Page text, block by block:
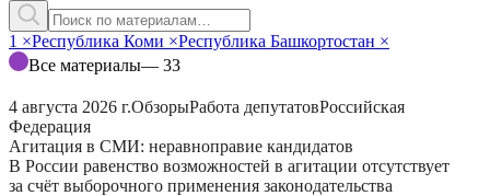
1 ×Республика Коми ×Республика Башкортостан ×
Все материалы— 33
4 августа 2026 г.ОбзорыРабота депутатовРоссийская
Федерация
Агитация в СМИ: неравноправие кандидатов
В России равенство возможностей в агитации отсутствует
за счёт выборочного применения законодательства